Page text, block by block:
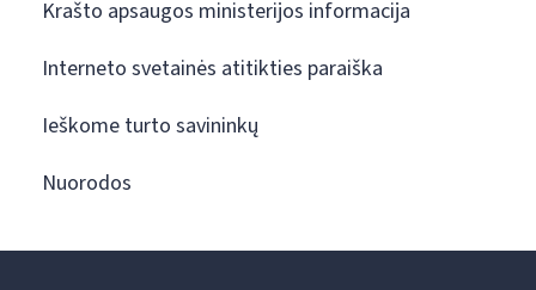
Krašto apsaugos ministerijos informacija
Interneto svetainės atitikties paraiška
Ieškome turto savininkų
Nuorodos